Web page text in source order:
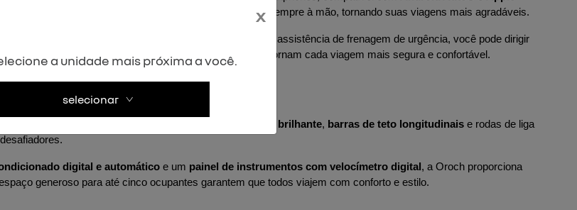
que suas músicas e aplicativos favoritos estejam sempre à mão, tornando suas viagens mais agradáveis.
de recursos, incluindo
, e assistência de frenagem de urgência, você pode dirigir
me home" são apenas alguns dos detalhes que tornam cada viagem mais segura e confortável.
que ressaltam sua robustez. Com retrovisores em preto brilhante, barras de teto longitudinais e rodas de liga
digital e automático e um painel de instrumentos com velocímetro digital , a Oroch proporciona
generoso para até cinco ocupantes garantem que todos viajem com conforto e estilo.
x
a unidade mais próxima a você.
selecionar